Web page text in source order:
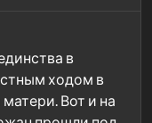
в
ходом в
Вот и на